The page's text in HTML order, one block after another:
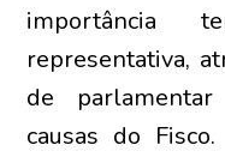
importância
representativa,
de
causas do